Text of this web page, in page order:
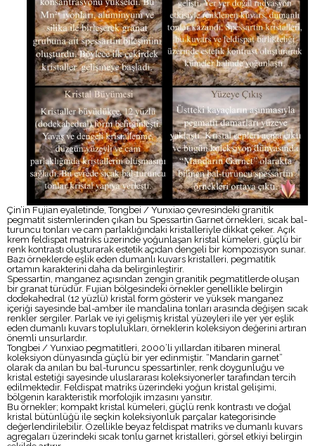
Çin’in Fujian eyaletinde, Tongbei / Yunxiao çevresindeki granitik
pegmatit sistemlerinden çıkan bu Spessartin Garnet örnekleri, sıcak bal-
turuncu tonları ve cam parlaklığındaki kristalleriyle dikkat çeker. Açık
krem feldispat matriks üzerinde yoğunlaşan kristal kümeleri, güçlü bir
renk kontrastı oluşturarak estetik açıdan dengeli bir kompozisyon sunar.
Bazı örneklerde eşlik eden dumanlı kuvars kristalleri, pegmatitik
ortamın karakterini daha da belirginleştirir.
Spessartin, manganez açısından zengin granitik pegmatitlerde oluşan
bir granat türüdür. Fujian bölgesindeki örnekler genellikle belirgin
dodekahedral (12 yüzlü) kristal form gösterir ve yüksek manganez
içeriği sayesinde bal-amber ile mandalina tonları arasında değişen sıcak
renkler sergiler. Parlak ve iyi gelişmiş kristal yüzeyleri ile yer yer eşlik
eden dumanlı kuvars toplulukları, örneklerin koleksiyon değerini artıran
önemli unsurlardır.
Tongbei / Yunxiao pegmatitleri, 2000’li yıllardan itibaren mineral
koleksiyon dünyasında güçlü bir yer edinmiştir. “Mandarin garnet”
olarak da anılan bu bal-turuncu spessartinler, renk doygunluğu ve
kristal estetiği sayesinde uluslararası koleksiyonerler tarafından tercih
edilmektedir. Feldispat matriks üzerindeki yoğun kristal gelişimi,
bölgenin karakteristik morfolojik imzasını yansıtır.
Bu örnekler; kompakt kristal kümeleri, güçlü renk kontrastı ve doğal
kristal bütünlüğü ile seçkin koleksiyonluk parçalar kategorisinde
değerlendirilebilir. Özellikle beyaz feldispat matriks ve dumanlı kuvars
agregaları üzerindeki sıcak tonlu garnet kristalleri, görsel etkiyi belirgin